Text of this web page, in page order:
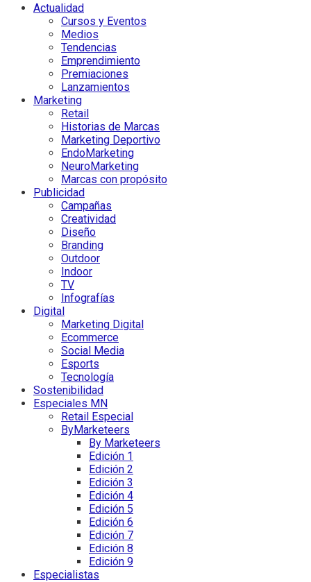
Actualidad
Cursos y Eventos
Medios
Tendencias
Emprendimiento
Premiaciones
Lanzamientos
Marketing
Retail
Historias de Marcas
Marketing Deportivo
EndoMarketing
NeuroMarketing
Marcas con propósito
Publicidad
Campañas
Creatividad
Diseño
Branding
Outdoor
Indoor
TV
Infografías
Digital
Marketing Digital
Ecommerce
Social Media
Esports
Tecnología
Sostenibilidad
Especiales MN
Retail Especial
ByMarketeers
By Marketeers
Edición 1
Edición 2
Edición 3
Edición 4
Edición 5
Edición 6
Edición 7
Edición 8
Edición 9
Especialistas